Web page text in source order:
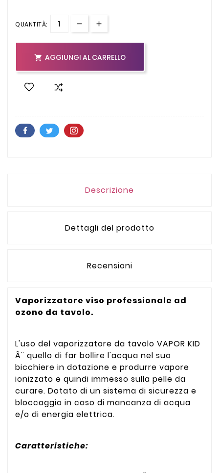
QUANTITÀ:
 AGGIUNGI AL CARRELLO
Descrizione
Dettagli del prodotto
Recensioni
Vaporizzatore viso professionale ad
ozono da tavolo.
L'uso del vaporizzatore da tavolo VAPOR KID
Ã¨ quello di far bollire l'acqua nel suo
bicchiere in dotazione e produrre vapore
ionizzato e quindi immesso sulla pelle da
curare. Dotato di un sistema di sicurezza e
bloccaggio in caso di mancanza di acqua
e/o di energia elettrica.
Caratteristiche: